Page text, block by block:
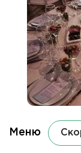
Меню